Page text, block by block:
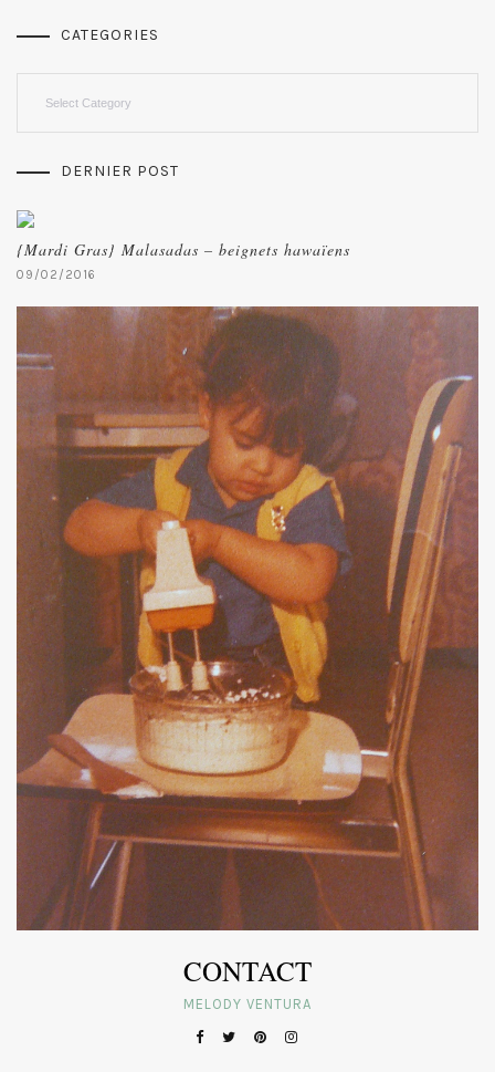
CATEGORIES
DERNIER POST
{Mardi Gras} Malasadas – beignets hawaïens
09/02/2016
CONTACT
MELODY VENTURA